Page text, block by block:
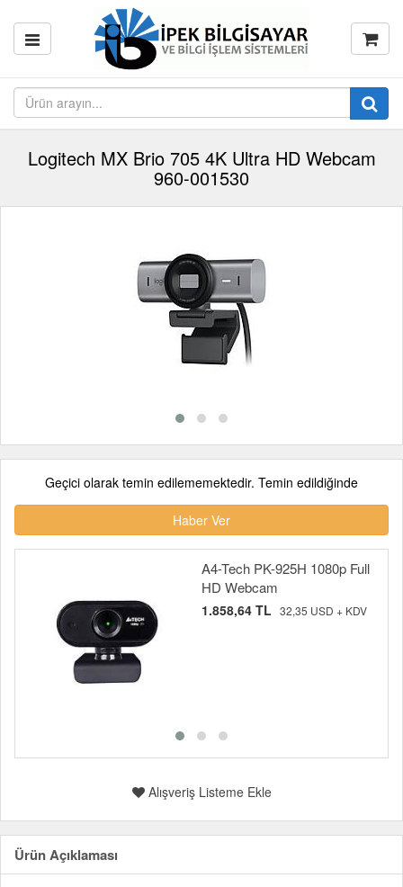
Logitech MX Brio 705 4K Ultra HD Webcam
960-001530
Geçici olarak temin edilememektedir. Temin edildiğinde
Haber Ver
A4-Tech PK-925H 1080p Full
HD Webcam
1.858,64 TL 32,35 USD + KDV
Alışveriş Listeme Ekle
Ürün Açıklaması